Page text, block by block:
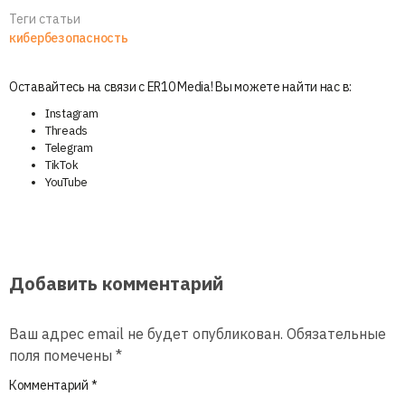
Теги статьи
кибербезопасность
Оставайтесь на связи с ER10 Media! Вы можете найти нас в:
Instagram
Threads
Telegram
TikTok
YouTube
Добавить комментарий
Ваш адрес email не будет опубликован. Обязательные
поля помечены *
Комментарий *